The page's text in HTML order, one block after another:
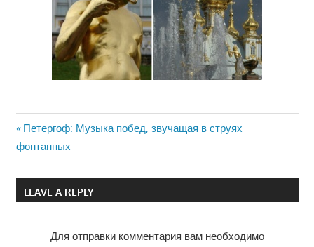
Навигация
по
записям
Previous
Post:
Петергоф: Музыка побед, звучащая в струях
фонтанных
LEAVE A REPLY
Для отправки комментария вам необходимо